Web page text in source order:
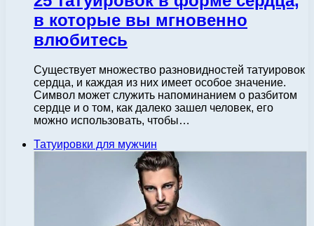
в которые вы мгновенно
влюбитесь
Существует множество разновидностей татуировок
сердца, и каждая из них имеет особое значение.
Символ может служить напоминанием о разбитом
сердце и о том, как далеко зашел человек, его
можно использовать, чтобы…
Татуировки для мужчин